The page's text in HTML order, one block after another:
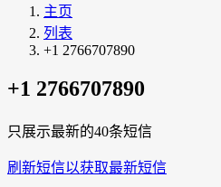
主页
列表
+1 2766707890
+1 2766707890
只展示最新的40条短信
刷新短信以获取最新短信